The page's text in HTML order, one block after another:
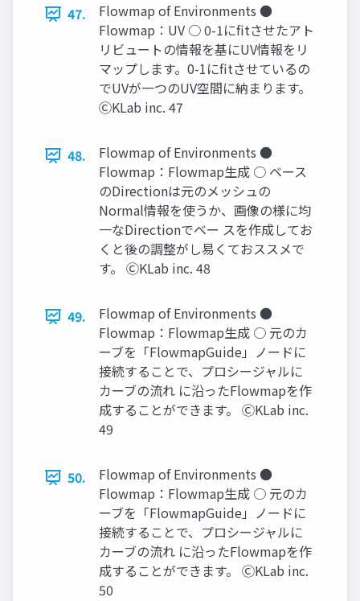
47.
Flowmap of Environments ●
Flowmap：UV ○ 0-1にfitさせたアト
リビュートの情報を基にUV情報をリ
マップします。0-1にfitさせているの
でUVが一つのUV空間に納まります。
ⒸKLab inc. 47
48.
Flowmap of Environments ●
Flowmap：Flowmap生成 ○ ベース
のDirectionは元のメッシュの
Normal情報を使うか、画像の様に均
一なDirectionでベー スを作成してお
くと後の調整がし易くておススメで
す。 ⒸKLab inc. 48
49.
Flowmap of Environments ●
Flowmap：Flowmap生成 ○ 元のカ
ーブを「FlowmapGuide」ノードに
接続することで、プロシージャルに
カーブの流れ に沿ったFlowmapを作
成することができます。 ⒸKLab inc.
49
50.
Flowmap of Environments ●
Flowmap：Flowmap生成 ○ 元のカ
ーブを「FlowmapGuide」ノードに
接続することで、プロシージャルに
カーブの流れ に沿ったFlowmapを作
成することができます。 ⒸKLab inc.
50